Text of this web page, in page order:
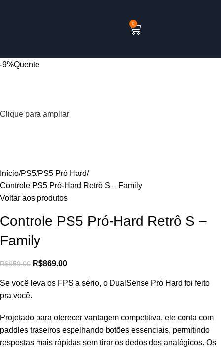
0
-9%Quente
Clique para ampliar
Início PS5 PS5 Pró Hard
Controle PS5 Pró-Hard Retrô S – Family
Voltar aos produtos
Controle PS5 Pró-Hard Retrô S –
Family
R$959.00 R$869.00
Se você leva os FPS a sério, o DualSense Pró Hard foi feito
pra você.
Projetado para oferecer vantagem competitiva, ele conta com
paddles traseiros espelhando botões essenciais, permitindo
respostas mais rápidas sem tirar os dedos dos analógicos. Os